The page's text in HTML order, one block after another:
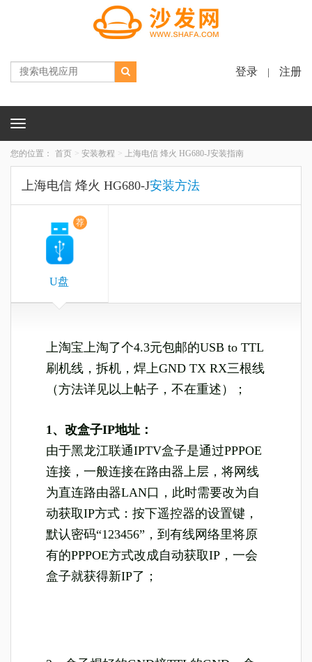
登录 注册
Toggle
您的位置： 首页 安装教程 上海电信 烽火 HG680-J安装指南
上海电信 烽火 HG680-J安装方法
荐
U盘
上淘宝上淘了个4.3元包邮的USB to TTL
刷机线，拆机，焊上GND TX RX三根线
（方法详见以上帖子，不在重述）；
1、改盒子IP地址：
由于黑龙江联通IPTV盒子是通过PPPOE
连接，一般连接在路由器上层，将网线
为直连路由器LAN口，此时需要改为自
动获取IP方式：按下遥控器的设置键，
默认密码“123456”，到有线网络里将原
有的PPPOE方式改成自动获取IP，一会
盒子就获得新IP了；